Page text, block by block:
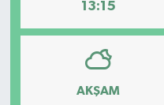
13:15
AKŞAM